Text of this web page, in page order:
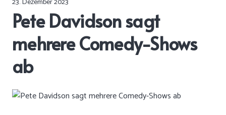
Pete Davidson sagt
mehrere Comedy-Shows
ab